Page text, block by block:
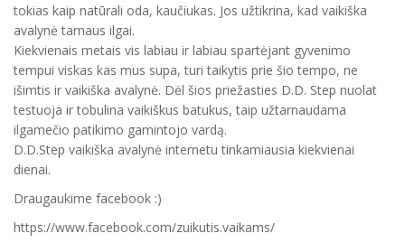
tokias kaip natūrali oda, kaučiukas. Jos užtikrina, kad vaikiška
avalynė tarnaus ilgai.
Kiekvienais metais vis labiau ir labiau spartėjant gyvenimo
tempui viskas kas mus supa, turi taikytis prie šio tempo, ne
išimtis ir vaikiška avalynė. Dėl šios priežasties D.D. Step nuolat
testuoja ir tobulina vaikiškus batukus, taip užtarnaudama
ilgamečio patikimo gamintojo vardą.
D.D.Step vaikiška avalynė internetu tinkamiausia kiekvienai
dienai.
Draugaukime facebook :)
https://www.facebook.com/zuikutis.vaikams/